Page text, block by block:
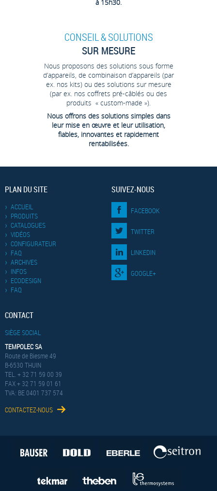
à 15h30.
CONSEIL & SOLUTIONS
SUR MESURE
Nous proposons des solutions sous forme
d’appareils, de combinaison d’appareils (par
ex. nos kits) ou des solutions sur mesure
(par ex. nos coffrets pré-câblés ou des
produits « custom-made »).
Nous offrons des solutions simples dans
leur mise en œuvre et leur utilisation,
fiables, innovantes et rapidement
rentabilisées.
PLAN DU SITE
ACCUEIL
PRODUITS
CATALOGUES
VIDÉOS
CONFIGURATEUR
FAQ
ARCHIVES
INFOS
ECODESIGN
FAQ
SUIVEZ-NOUS
FACEBOOK
TWITTER
LINKEDIN
GOOGLE+
CONTACT
SIÈGE SOCIAL
TEMPOLEC SA
Route de Biesme 49
B-6530 THUIN
TEL. + 32 71 59 00 39
FAX + 32 71 59 01 61
TVA: BE 0401 737 574
CONTACTEZ-NOUS